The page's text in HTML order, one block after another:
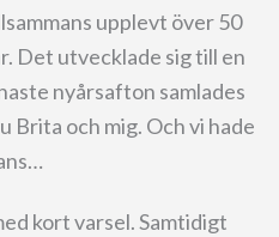
upplevt över 50
Det utvecklade sig till en
nyårsafton samlades
Brita och mig. Och vi hade
kort varsel. Samtidigt